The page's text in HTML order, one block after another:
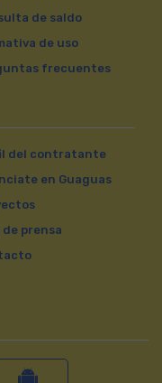
de saldo
de uso
frecuentes
del contratante
en Guaguas
de prensa